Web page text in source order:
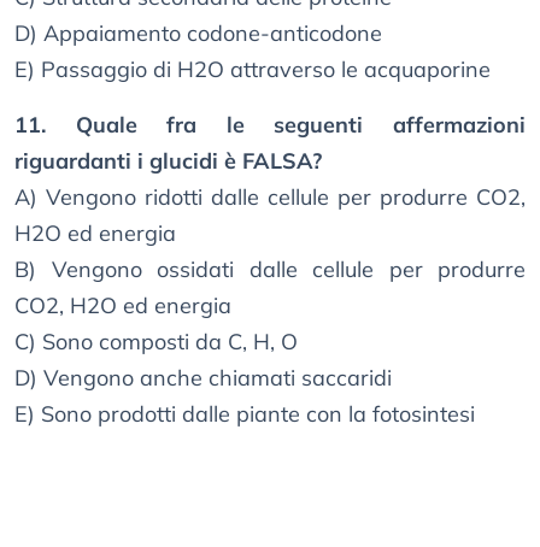
D) Appaiamento codone-anticodone
E) Passaggio di H2O attraverso le acquaporine
11. Quale fra le seguenti affermazioni
riguardanti i glucidi è FALSA?
A) Vengono ridotti dalle cellule per produrre CO2,
H2O ed energia
B) Vengono ossidati dalle cellule per produrre
CO2, H2O ed energia
C) Sono composti da C, H, O
D) Vengono anche chiamati saccaridi
E) Sono prodotti dalle piante con la fotosintesi